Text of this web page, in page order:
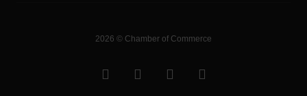
2026 © Chamber of Commerce